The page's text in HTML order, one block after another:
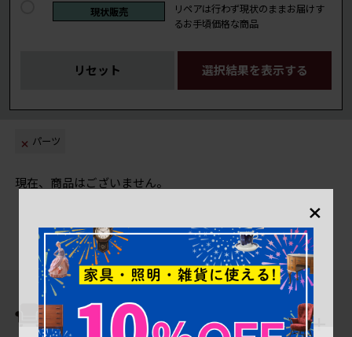
現状販売
リペアは行わず現状のままお届けす
るお手頃価格な商品
リセット 選択結果を表示する
パーツ
現在、商品はございません。
商品を探す
×